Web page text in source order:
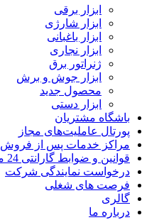
ابزار برقی
ابزار شارژی
ابزار باغبانی
ابزار نجاری
ژنراتور برق
ابزار جوش و برش
محصول جدید
ابزار دستی
باشگاه مشتریان
پورتال عاملیت‌های مجاز
مراکز خدمات پس از فروش
قوانین و ضوابط گارانتی 24 ماهه
درخواست نمایندگی شرکت
فرصت های شغلی
گالری
درباره ما